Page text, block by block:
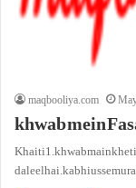
maqbooliya.com
khwab mein
Khaiti1. khwab main
daleel hai. kabhi us se